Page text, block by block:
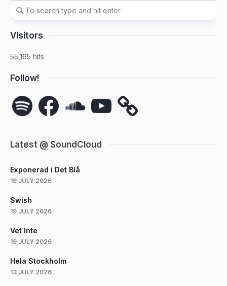
Visitors
55,165 hits
Follow!
Spotify Facebook YouTube
Latest @ SoundCloud
Exponerad i Det Blå
19 JULY 2026
Swish
19 JULY 2026
Vet Inte
19 JULY 2026
Hela Stockholm
13 JULY 2026